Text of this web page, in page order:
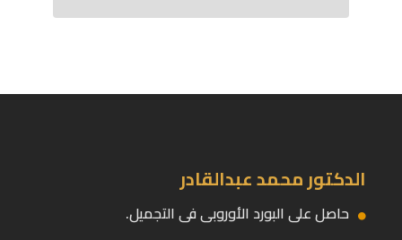
الدكتور محمد عبدالقادر
حاصل على البورد الأوروبى فى التجميل.